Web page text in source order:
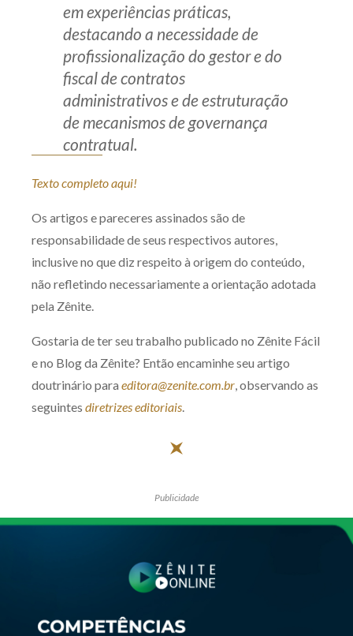
em experiências práticas,
destacando a necessidade de
profissionalização do gestor e do
fiscal de contratos
administrativos e de estruturação
de mecanismos de governança
contratual.
Texto completo aqui!
Os artigos e pareceres assinados são de
responsabilidade de seus respectivos autores,
inclusive no que diz respeito à origem do conteúdo,
não refletindo necessariamente a orientação adotada
pela Zênite.
Gostaria de ter seu trabalho publicado no Zênite Fácil
e no Blog da Zênite? Então encaminhe seu artigo
doutrinário para editora@zenite.com.br , observando as
seguintes diretrizes editoriais
Publicidade